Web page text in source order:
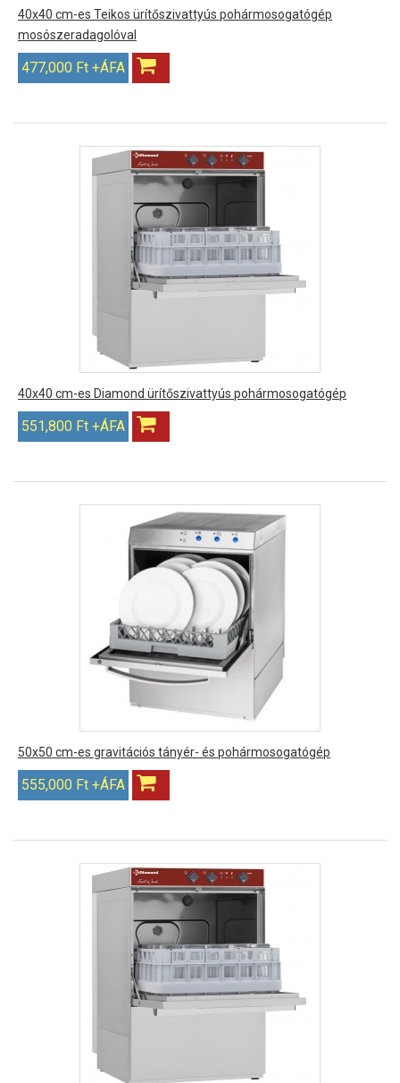
40x40 cm-es Teikos ürítőszivattyús pohármosogatógép
mosószeradagolóval
477,000 Ft +ÁFA
40x40 cm-es Diamond ürítőszivattyús pohármosogatógép
551,800 Ft +ÁFA
50x50 cm-es gravitációs tányér- és pohármosogatógép
555,000 Ft +ÁFA